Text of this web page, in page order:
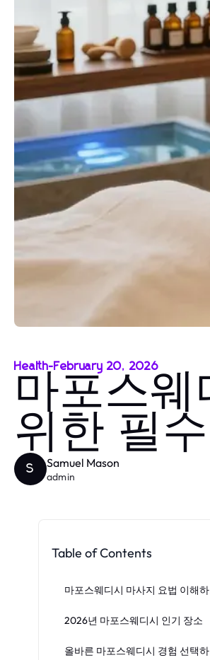
Health-February 20, 2026
마포스
위한 필
S Samuel Mason
admin
Table of Contents
마포스웨디시 마사지 요법 이해
2026년 마포스웨디시 인기 장소
올바른 마포스웨디시 경험 선택